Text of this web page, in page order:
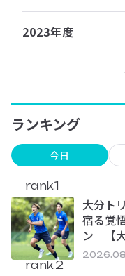
2023年度
ランキング
今日
rank.1
大分ト
宿る覚
ン 【大
rank.2